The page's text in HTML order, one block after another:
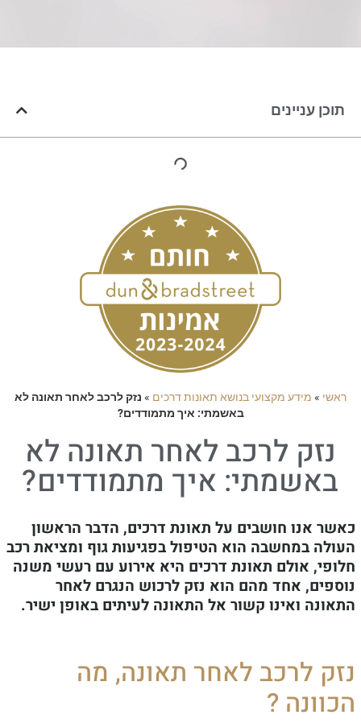
תוכן עניינים
ראשי » מידע מקצועי בנושא תאונות דרכים » נזק לרכב לאחר תאונה לא
באשמתי: איך מתמודדים?
נזק לרכב לאחר תאונה לא
באשמתי: איך מתמודדים?
כאשר אנו חושבים על תאונת דרכים, הדבר הראשון
העולה במחשבה הוא הטיפול בפגיעות גוף ומציאת רכב
חלופי, אולם תאונת דרכים היא אירוע עם רעשי משנה
נוספים, אחד מהם הוא נזק לרכוש הנגרם לאחר
התאונה ואינו קשור אל התאונה לעיתים באופן ישיר.
נזק לרכב לאחר תאונה, מה
הכוונה ?